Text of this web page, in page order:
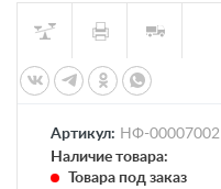
Артикул: НФ-00007002
Наличие товара:
Товара под заказ